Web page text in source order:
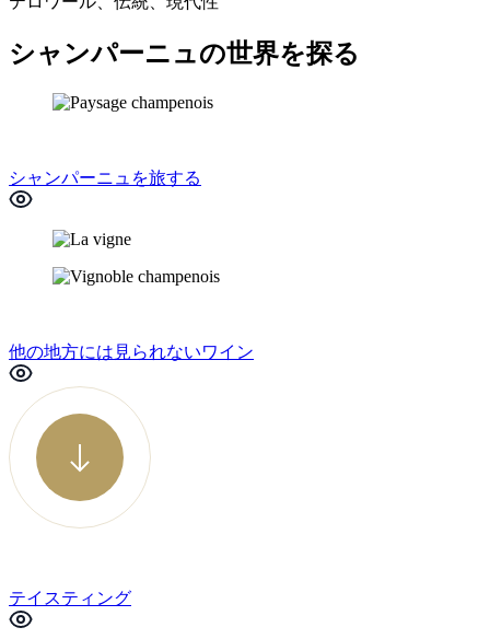
シャンパーニュの世界を探る
シャンパーニュを旅する
他の地方には見られないワイン
テイスティング